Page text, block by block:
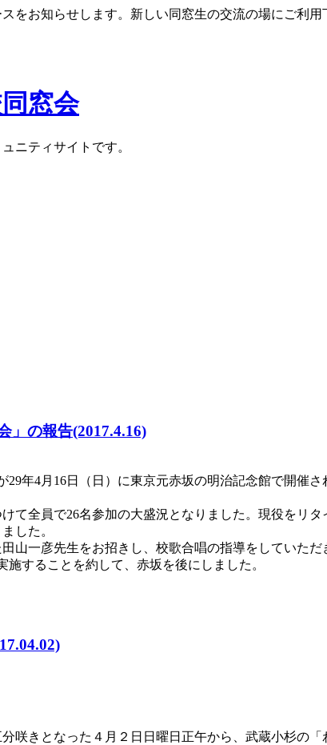
をお知らせします。新しい同窓生の交流の場にご利用
ニティサイトです。
」の報告(2017.4.16)
年4月16日（日）に東京元赤坂の明治記念館で開催
て全員で26名参加の大盛況となりました。現役をリ
した。
山一彦先生をお招きし、校歌合唱の指導をしていた
することを約して、赤坂を後にしました。
咲きとなった４月２日日曜日正午から、武蔵小杉の